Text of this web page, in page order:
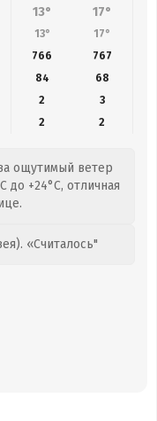
13° 17°
13° 17°
766 767
84 68
2
3
2 2
ощутимый ветер
до +24°C, отличная
«Считалось"